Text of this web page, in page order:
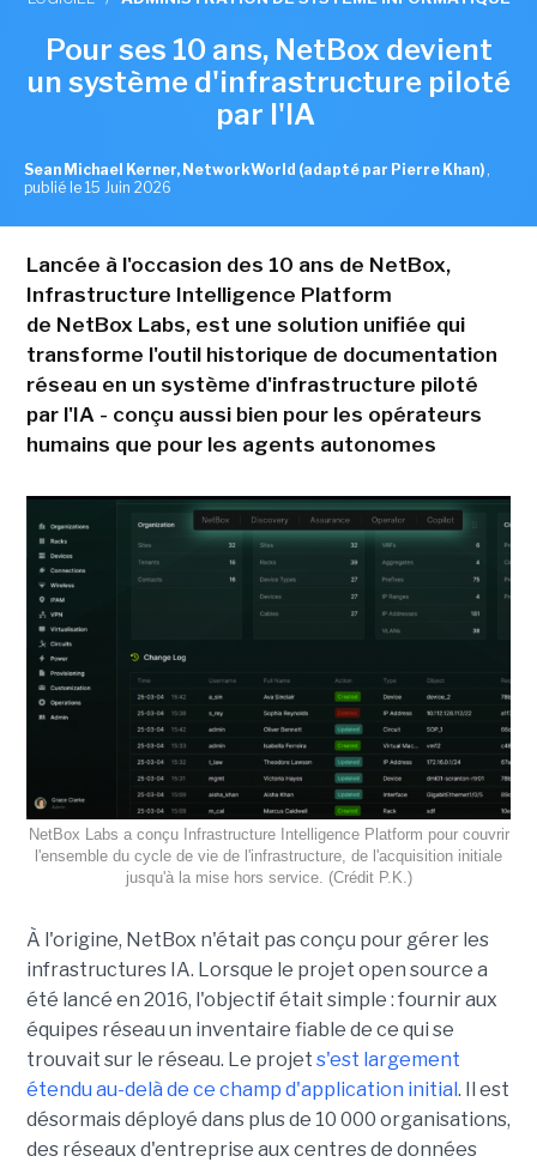
Pour ses 10 ans, NetBox devient
un système d'infrastructure piloté
par l'IA
Sean Michael Kerner, NetworkWorld (adapté par Pierre Khan) ,
publié le 15 Juin 2026
Lancée à l'occasion des 10 ans de NetBox,
Infrastructure Intelligence Platform
de NetBox Labs, est une solution unifiée qui
transforme l'outil historique de documentation
réseau en un système d'infrastructure piloté
par l'IA - conçu aussi bien pour les opérateurs
humains que pour les agents autonomes
NetBox Labs a conçu Infrastructure Intelligence Platform pour couvrir
l'ensemble du cycle de vie de l'infrastructure, de l'acquisition initiale
jusqu'à la mise hors service. (Crédit P.K.)
À l'origine, NetBox n'était pas conçu pour gérer les
infrastructures IA. Lorsque le projet open source a
été lancé en 2016, l'objectif était simple : fournir aux
équipes réseau un inventaire fiable de ce qui se
trouvait sur le réseau. Le projet s'est largement
étendu au-delà de ce champ d'application initial. Il est
désormais déployé dans plus de 10 000 organisations,
des réseaux d'entreprise aux centres de données